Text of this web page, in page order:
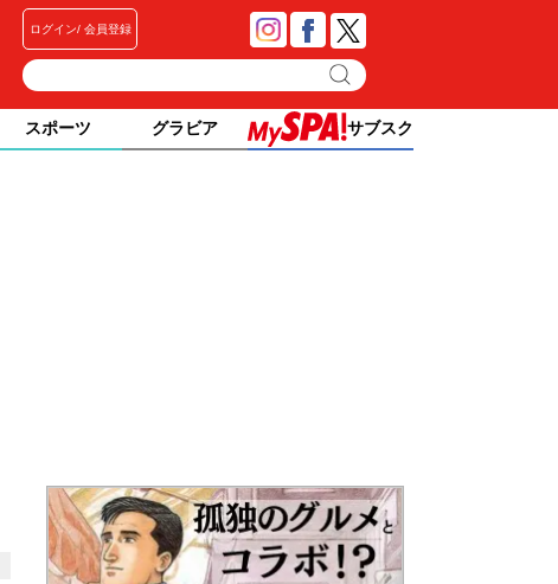
ログイン 会員登録
スポーツ グラビア サブスク